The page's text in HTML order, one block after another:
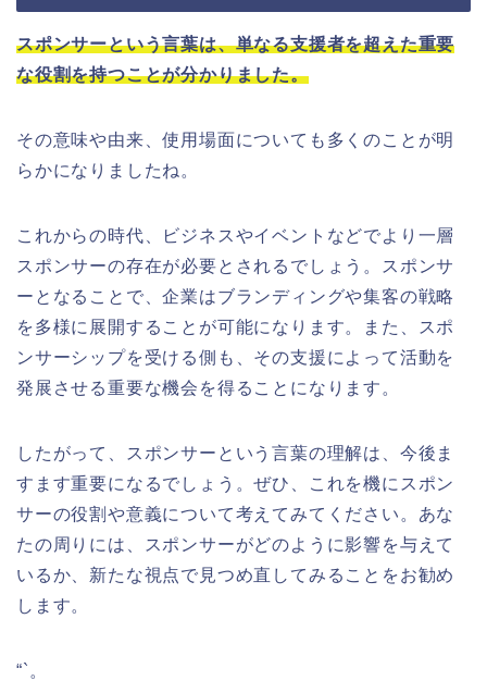
スポンサーという言葉は、単なる支援者を超えた重要
な役割を持つことが分かりました。
その意味や由来、使用場面についても多くのことが明
らかになりましたね。
これからの時代、ビジネスやイベントなどでより一層
スポンサーの存在が必要とされるでしょう。スポンサ
ーとなることで、企業はブランディングや集客の戦略
を多様に展開することが可能になります。また、スポ
ンサーシップを受ける側も、その支援によって活動を
発展させる重要な機会を得ることになります。
したがって、スポンサーという言葉の理解は、今後ま
すます重要になるでしょう。ぜひ、これを機にスポン
サーの役割や意義について考えてみてください。あな
たの周りには、スポンサーがどのように影響を与えて
いるか、新たな視点で見つめ直してみることをお勧め
します。
“`。